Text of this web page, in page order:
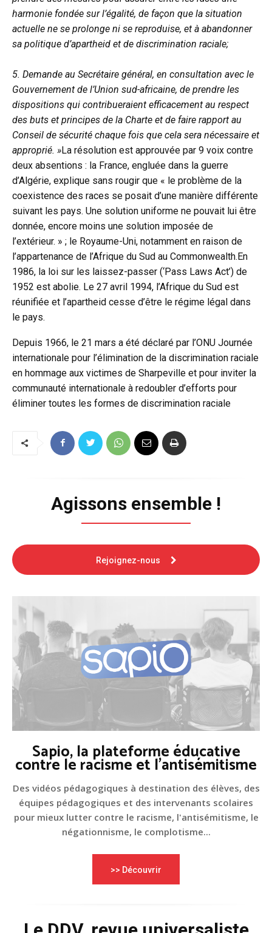
harmonie fondée sur l’égalité, de façon que la situation
actuelle ne se prolonge ni se reproduise, et à abandonner
sa politique d’apartheid et de discrimination raciale;
5. Demande au Secrétaire général, en consultation avec le
Gouvernement de l’Union sud-africaine, de prendre les
dispositions qui contribueraient efficacement au respect
des buts et principes de la Charte et de faire rapport au
Conseil de sécurité chaque fois que cela sera nécessaire et
approprié. »La résolution est approuvée par 9 voix contre
deux absentions : la France, engluée dans la guerre
d’Algérie, explique sans rougir que « le problème de la
coexistence des races se posait d’une manière différente
suivant les pays. Une solution uniforme ne pouvait lui être
donnée, encore moins une solution imposée de
l’extérieur. » ; le Royaume-Uni, notamment en raison de
l’appartenance de l’Afrique du Sud au Commonwealth.En
1986, la loi sur les laissez-passer (‘Pass Laws Act’) de
1952 est abolie. Le 27 avril 1994, l’Afrique du Sud est
réunifiée et l’apartheid cesse d’être le régime légal dans
le pays.
Depuis 1966, le 21 mars a été déclaré par l’ONU Journée
internationale pour l’élimination de la discrimination raciale
en hommage aux victimes de Sharpeville et pour inviter la
communauté internationale à redoubler d’efforts pour
éliminer toutes les formes de discrimination raciale
Agissons ensemble !
Rejoignez-nous
Sapio, la plateforme éducative
contre le racisme et l'antisémitisme
Des vidéos pédagogiques à destination des élèves, des
équipes pédagogiques et des intervenants scolaires
pour mieux lutter contre le racisme, l'antisémitisme, le
négationnisme, le complotisme...
>> Découvrir